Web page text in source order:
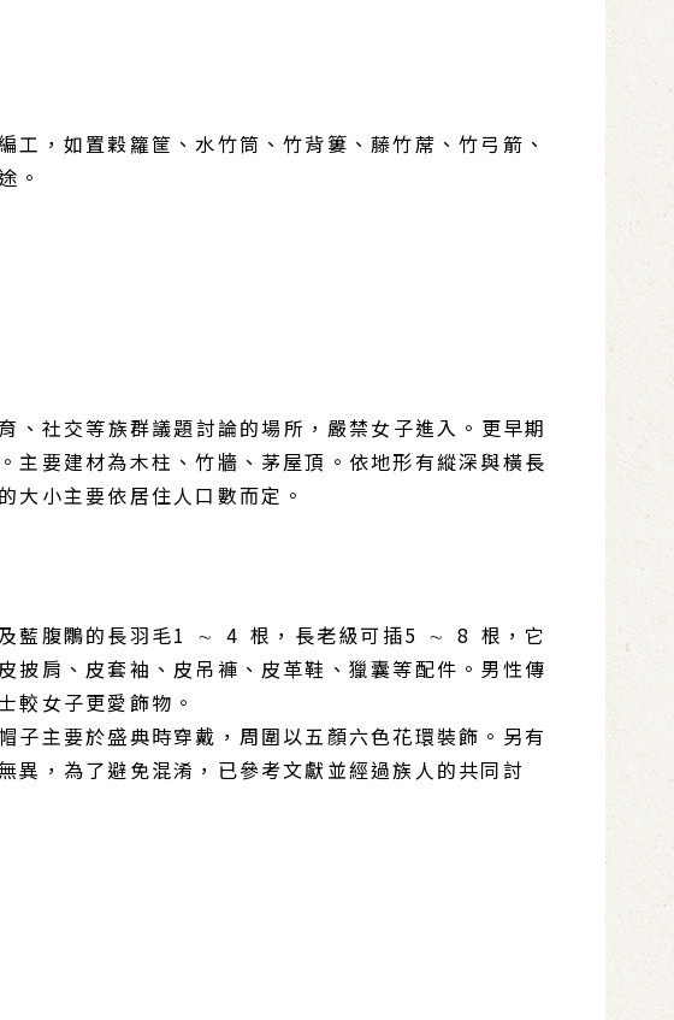
，如置穀籮筐、水竹筒、竹背簍、藤竹蓆、竹弓箭、
。
社交等族群議題討論的場所，嚴禁女子進入。更早期
主要建材為木柱、竹牆、茅屋頂。依地形有縱深與橫長
大小主要依居住人口數而定。
及藍腹鷴的長羽毛1 ∼ 4 根，長老級可插5 ∼ 8 根，它
披肩、皮套袖、皮吊褲、皮革鞋、獵囊等配件。男性傳
較女子更愛飾物。
子主要於盛典時穿戴，周圍以五顏六色花環裝飾。另有
異，為了避免混淆，已參考文獻並經過族人的共同討